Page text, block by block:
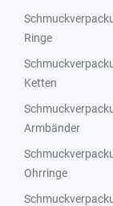
Ringe
Ketten
Armbänder
Ohrringe